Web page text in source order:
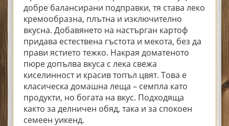
добре балансирани подправки, тя става леко
кремообразна, плътна и изключително
вкусна. Добавянето на настърган картоф
придава естествена гъстота и мекота, без да
прави ястието тежко. Накрая доматеното
пюре допълва вкуса с лека свежа
киселинност и красив топъл цвят. Това е
класическа домашна леща – семпла като
продукти, но богата на вкус. Подходяща
както за делничен обяд, така и за спокоен
семеен уикенд.